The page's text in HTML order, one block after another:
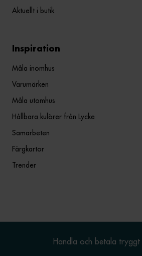
Aktuellt i butik
Inspiration
Måla inomhus
Varumärken
Måla utomhus
Hållbara kulörer från Lycke
Samarbeten
Färgkartor
Trender
Handla och betala tryggt